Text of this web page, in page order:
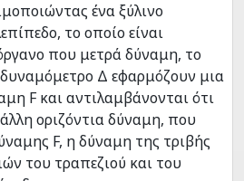
ένα ξύλινο
το οποίο είναι
που μετρά δύναμη, το
Δ εφαρμόζουν μια
F και αντιλαμβάνονται ότι
οριζόντια δύναμη, που
F, η δύναμη της τριβής
του τραπεζιού και του